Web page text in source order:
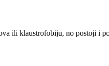
ili klaustrofobiju, no postoji i